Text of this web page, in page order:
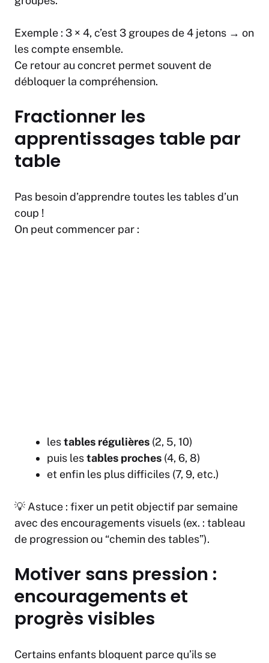
Exemple : 3 × 4, c’est 3 groupes de 4 jetons → on
les compte ensemble.
Ce retour au concret permet souvent de
débloquer la compréhension.
Fractionner les
apprentissages table par
table
Pas besoin d’apprendre toutes les tables d’un
coup !
On peut commencer par :
lestables régulières (2, 5, 10)
puis lestables proches (4, 6, 8)
et enfin les plus difficiles (7, 9, etc.)
💡 Astuce : fixer un petit objectif par semaine
avec des encouragements visuels (ex. : tableau
de progression ou “chemin des tables”).
Motiver sans pression :
encouragements et
progrès visibles
Certains enfants bloquent parce qu’ils se